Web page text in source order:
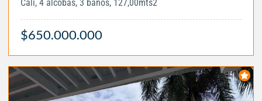
Cali, 4 alcobas, 3 baños, 127,00mts2
$650.000.000